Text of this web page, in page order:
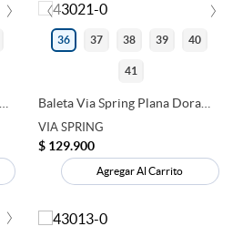
› ‹ ›
36 37 38 39 40
41
Baleta Via Spring Plana Dorada
VIA SPRING
$ 129.900
Agregar Al Carrito
›